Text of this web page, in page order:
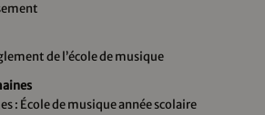
de l’école de musique
: École de musique année scolaire